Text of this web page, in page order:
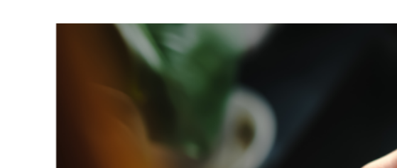
m
a